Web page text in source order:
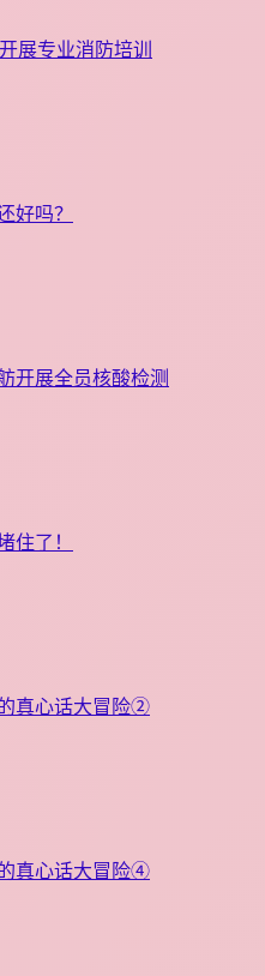
展专业消防培训
好吗？
开展全员核酸检测
住了！
真心话大冒险②
真心话大冒险④